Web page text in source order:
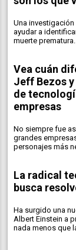
Una investigación
ayudar a
muerte prematura.
Vea cuán
Jeff Bezos
de
empresas
No siempre fue
grandes
personajes más
La radical
busca
Ha surgido una
Albert Einstein a
nada menos que